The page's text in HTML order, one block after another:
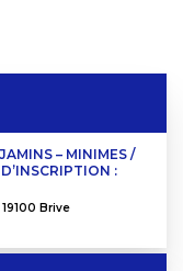
– MINIMES /
:
Brive